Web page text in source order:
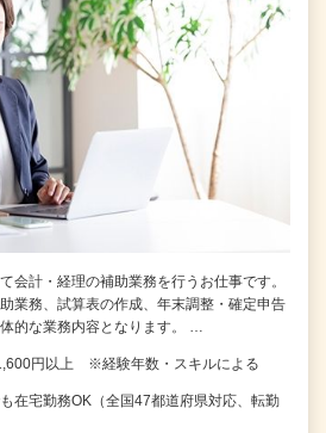
会計・経理の補助業務を行うお仕事です。
業務、試算表の作成、年末調整・確定申告
的な業務内容となります。 …
円以上 ※経験年数・スキルによる
在宅勤務OK（全国47都道府県対応、転勤